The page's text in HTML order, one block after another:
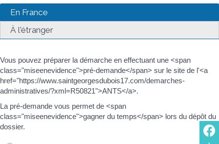
En France
À l'étranger
Vous pouvez préparer la démarche en effectuant une <span
class="miseenevidence">pré-demande</span> sur le site de l'<a
href="https://www.saintgeorgesdubois17.com/demarches-
administratives/?xml=R50821">ANTS</a>.
La pré-demande vous permet de <span
class="miseenevidence">gagner du temps</span> lors du dépôt du
dossier.